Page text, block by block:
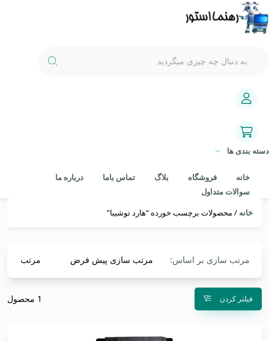
دسته بندی ها
خانه فروشگاه بلاگ تماس باما
درباره ما
سوالات متداول
خانه / محصولات برچسب خورده “هارد توشیبا”
مرتب سازی بر اساس: مرتب سازی پیش فرض مرتب
فیلتر کردن 1 محصول